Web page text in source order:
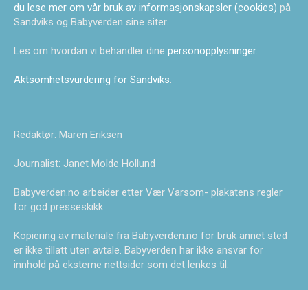
du lese mer om vår bruk av informasjonskapsler (cookies) på
Sandviks og Babyverden sine siter.
Les om hvordan vi behandler dine personopplysninger.
Aktsomhetsvurdering for Sandviks.
Redaktør: Maren Eriksen
Journalist: Janet Molde Hollund
Babyverden.no arbeider etter Vær Varsom- plakatens regler
for god presseskikk.
Kopiering av materiale fra Babyverden.no for bruk annet sted
er ikke tillatt uten avtale. Babyverden har ikke ansvar for
innhold på eksterne nettsider som det lenkes til.